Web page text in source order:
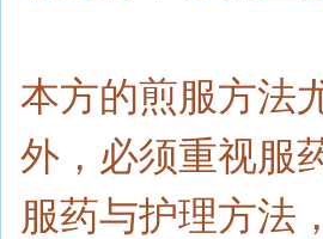
本方的煎服方法
外，必须重视服
服药与护理方法